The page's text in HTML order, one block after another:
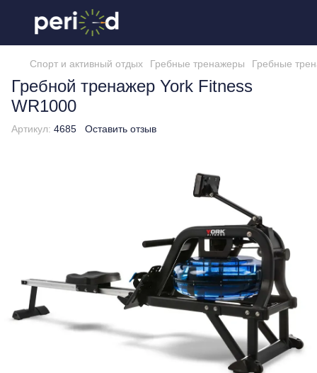
Спорт и активный отдых Гребные тренажеры Гребные
Гребной тренажер York Fitness
WR1000
Артикул: 4685 Оставить отзыв